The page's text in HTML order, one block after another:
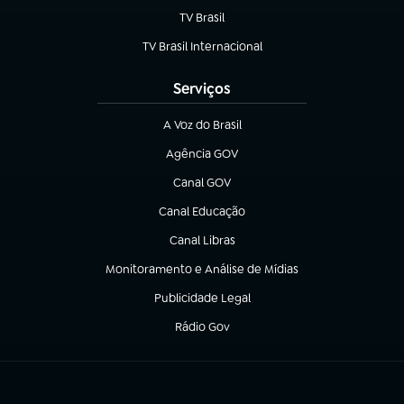
TV Brasil
(abre em nova aba)
TV Brasil Internacional
(abre em nova aba)
Serviços
A Voz do Brasil
(abre em nova aba)
Agência GOV
(abre em nova aba)
Canal GOV
(abre em nova aba)
Canal Educação
(abre em nova aba)
Canal Libras
(abre em nova aba)
Monitoramento e Análise de Mídias
(abre em nova aba)
Publicidade Legal
(abre em nova aba)
Rádio Gov
(abre em nova aba)